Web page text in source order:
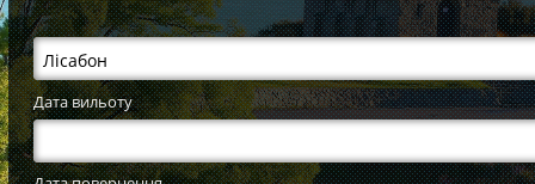
Дата вильоту